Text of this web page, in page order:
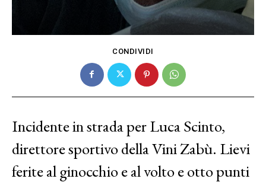
CONDIVIDI
Incidente in strada per Luca Scinto,
direttore sportivo della Vini Zabù. Lievi
ferite al ginocchio e al volto e otto punti